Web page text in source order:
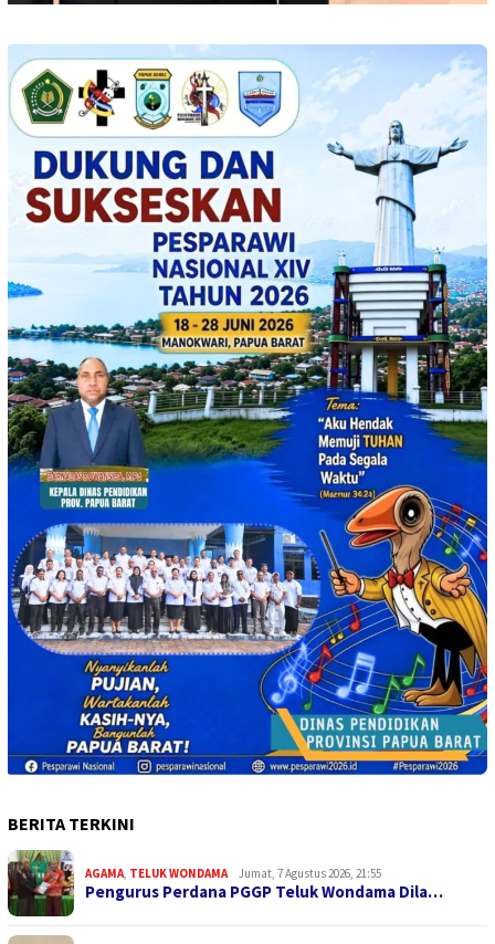
BERITA TERKINI
AGAMA, TELUK WONDAMA Jumat, 7 Agustus 2026, 21:55
Pengurus Perdana PGGP Teluk Wondama Dila…